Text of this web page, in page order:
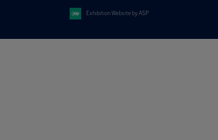
Exhibition Website by ASP